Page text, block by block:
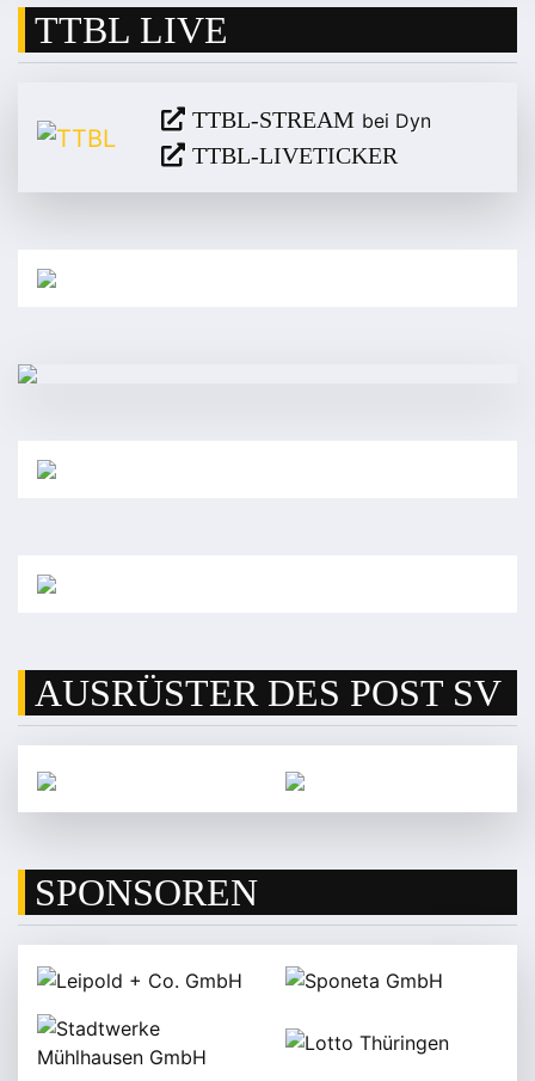
TTBL LIVE
TTBL-STREAM bei Dyn
TTBL-LIVETICKER
AUSRÜSTER DES POST SV
SPONSOREN